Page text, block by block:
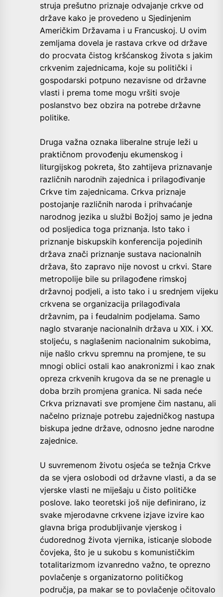
struja prešutno priznaje odvajanje crkve od
države kako je provedeno u Sjedinjenim
Američkim Državama i u Francuskoj. U ovim
zemljama dovela je rastava crkve od države
do procvata čistog kršćanskog života s jakim
crkvenim zajednicama, koje su politički i
gospodarski potpuno nezavisne od državne
vlasti i prema tome mogu vršiti svoje
poslanstvo bez obzira na potrebe državne
politike.
Druga važna oznaka liberalne struje leži u
praktičnom provođenju ekumenskog i
liturgijskog pokreta, što zahtijeva priznavanje
različnih narodnih zajednica i prilagođivanje
Crkve tim zajednicama. Crkva priznaje
postojanje različnih naroda i prihvaćanje
narodnog jezika u službi Božjoj samo je jedna
od posljedica toga priznanja. Isto tako i
priznanje biskupskih konferencija pojedinih
država znači priznanje sustava nacionalnih
država, što zapravo nije novost u crkvi. Stare
metropolije bile su prilagođene rimskoj
državnoj podjeli, a isto tako i u srednjem vijeku
crkvena se organizacija prilagođivala
državnim, pa i feudalnim podjelama. Samo
naglo stvaranje nacionalnih država u XIX. i XX.
stoljeću, s naglašenim nacionalnim sukobima,
nije našlo crkvu spremnu na promjene, te su
mnogi oblici ostali kao anakronizmi i kao znak
opreza crkvenih krugova da se ne prenagle u
doba brzih promjena granica. Ni sada neće
Crkva priznavati sve promjene čim nastanu, ali
načelno priznaje potrebu zajedničkog nastupa
biskupa jedne države, odnosno jedne narodne
zajednice.
U suvremenom životu osjeća se težnja Crkve
da se vjera oslobodi od državne vlasti, a da se
vjerske vlasti ne miješaju u čisto političke
poslove. Iako teoretski još nije definirano, iz
svake mjerodavne crkvene izjave izvire kao
glavna briga produbljivanje vjerskog i
ćudorednog života vjernika, isticanje slobode
čovjeka, što je u sukobu s komunističkim
totalitarizmom izvanredno važno, te oprezno
povlačenje s organizatorno političkog
područja, pa makar se to povlačenje očitovalo